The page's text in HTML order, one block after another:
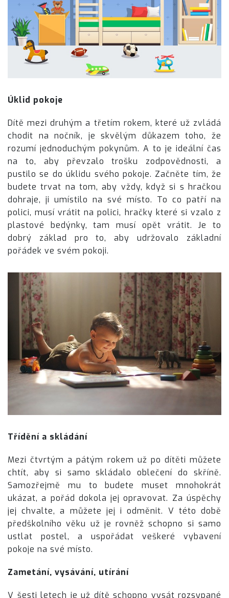
Úklid pokoje
Dítě mezi druhým a třetím rokem, které už zvládá
chodit na nočník, je skvělým důkazem toho, že
rozumí jednoduchým pokynům. A to je ideální čas
na to, aby převzalo trošku zodpovědnosti, a
pustilo se do úklidu svého pokoje. Začněte tím, že
budete trvat na tom, aby vždy, když si s hračkou
dohraje, ji umístilo na své místo. To co patří na
polici, musí vrátit na polici, hračky které si vzalo z
plastové bedýnky, tam musí opět vrátit. Je to
dobrý základ pro to, aby udržovalo základní
pořádek ve svém pokoji.
Třídění a skládání
Mezi čtvrtým a pátým rokem už po dítěti můžete
chtít, aby si samo skládalo oblečení do skříně.
Samozřejmě mu to budete muset mnohokrát
ukázat, a pořád dokola jej opravovat. Za úspěchy
jej chvalte, a můžete jej i odměnit. V této době
předškolního věku už je rovněž schopno si samo
ustlat postel, a uspořádat veškeré vybavení
pokoje na své místo.
Zametání, vysávání, utírání
V šesti letech je už dítě schopno vysát rozsypané